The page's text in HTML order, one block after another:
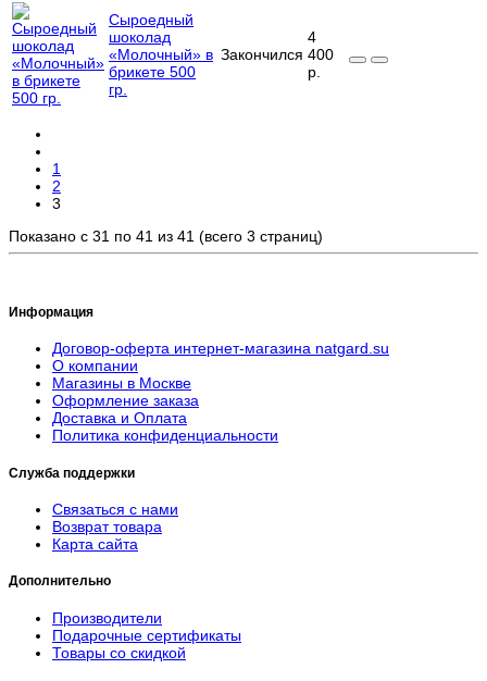
Сыроедный
шоколад
«Молочный» в
брикете 500
гр.
Закончился
4
400
р.
1
2
3
Показано с 31 по 41 из 41 (всего 3 страниц)
Информация
Договор-оферта интернет-магазина natgard.su
О компании
Магазины в Москве
Оформление заказа
Доставка и Оплата
Политика конфиденциальности
Служба поддержки
Связаться с нами
Возврат товара
Карта сайта
Дополнительно
Производители
Подарочные сертификаты
Товары со скидкой